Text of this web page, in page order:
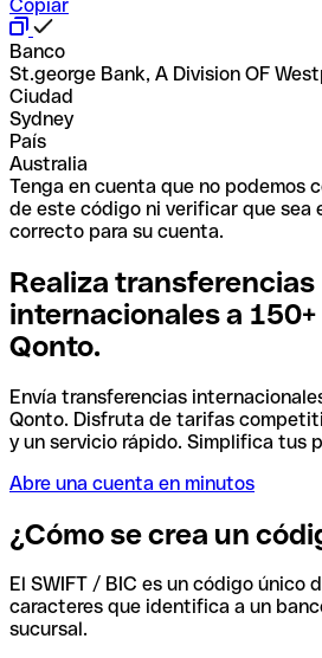
Copiar
Banco
St.george Bank, A Division OF
Ciudad
Sydney
País
Australia
Tenga en cuenta que no podemos
de este código ni verificar que sea
correcto para su cuenta.
Realiza transferencias
internacionales a
Qonto.
Envía transferencias
Qonto. Disfruta de tarifas
y un servicio rápido. Simplifica tus
Abre una cuenta en minutos
¿Cómo se crea un
El SWIFT / BIC es un código único
caracteres que identifica a un
sucursal.